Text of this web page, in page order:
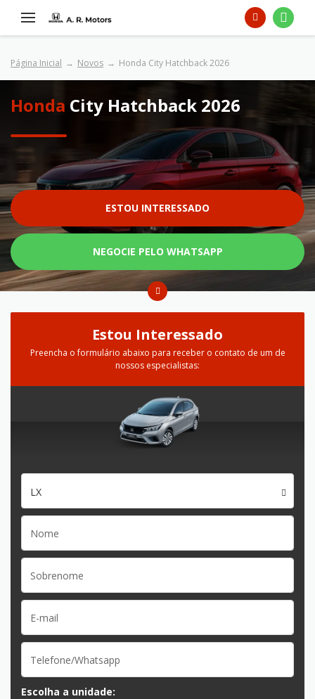
Página Inicial Novos Honda City Hatchback 2026
Honda City Hatchback 2026
ESTOU INTERESSADO
NEGOCIE PELO WHATSAPP
Estou Interessado
Preencha o formulário abaixo para receber o contato de um de
nossos especialistas:
LX
Escolha a unidade: